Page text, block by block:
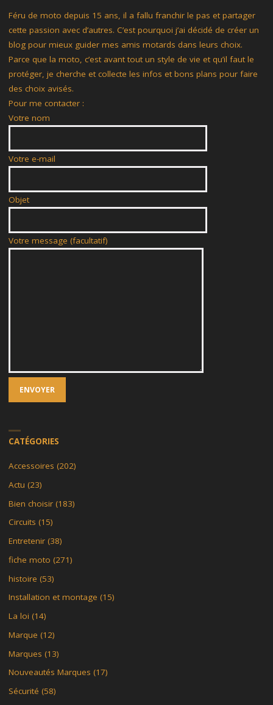
Féru de moto depuis 15 ans, il a fallu franchir le pas et partager
cette passion avec d’autres. C’est pourquoi j’ai décidé de créer un
blog pour mieux guider mes amis motards dans leurs choix.
Parce que la moto, c’est avant tout un style de vie et qu’il faut le
protéger, je cherche et collecte les infos et bons plans pour faire
des choix avisés.
Pour me contacter :
Votre nom
Votre e-mail
Objet
Votre message (facultatif)
CATÉGORIES
Accessoires (202)
Actu (23)
Bien choisir(183)
Circuits (15)
Entretenir(38)
fiche moto (271)
histoire (53)
Installation et montage (15)
La loi (14)
Marque (12)
Marques (13)
Nouveautés Marques (17)
Sécurité (58)